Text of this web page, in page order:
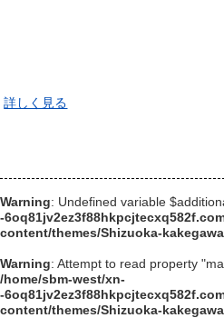
詳しく見る
Warning: Undefined variable
-
content/themes/Shizuoka-
Warning: Attempt to read property
/home/sbm-west/xn-
-
content/themes/Shizuoka-